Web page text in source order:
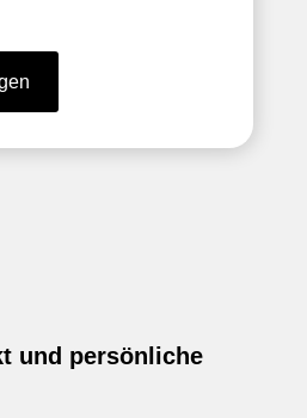
und persönliche